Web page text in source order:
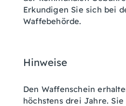
Erkundigen Sie sich bei
Waffebehörde.
Hinweise
Den Waffenschein
höchstens drei Jahre.